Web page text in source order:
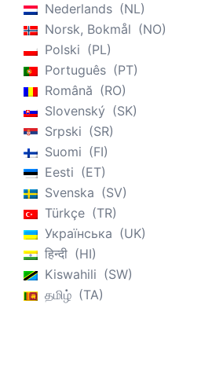
Nederlands
NL
Norsk, Bokmål
NO
Polski
PL
Português
PT
Română
RO
Slovenský
SK
Srpski
SR
Suomi
FI
Eesti
ET
Svenska
SV
Türkçe
TR
Українська
UK
हिन्दी
HI
Kiswahili
SW
தமிழ்
TA